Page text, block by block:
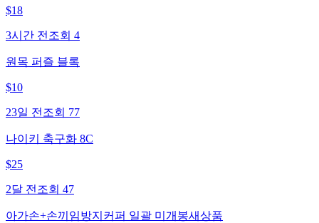
$18
3시간 전 조회 4
원목 퍼즐 블록
$10
23일 전 조회 77
나이키 축구화 8C
$25
2달 전 조회 47
아가손+손끼임방지커퍼 일괄 미개봉새상품